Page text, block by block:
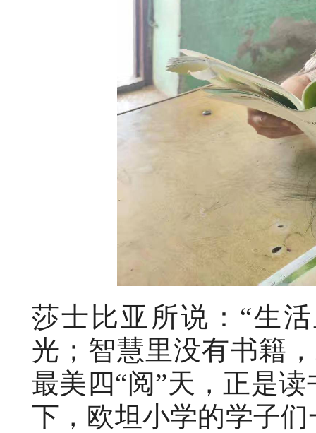
莎士比亚所说：“生
光；智慧里没有书籍
最美四“阅”天，正是
下，欧坦小学的学子